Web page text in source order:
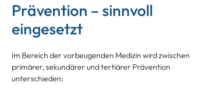
Prävention – sinnvoll
eingesetzt
Im Bereich der vorbeugenden Medizin wird zwischen
primärer, sekundärer und tertiärer Prävention
unterschieden: